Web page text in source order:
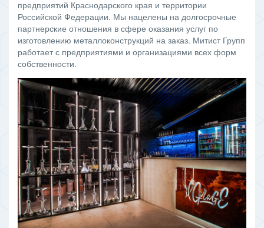
предприятий Краснодарского края и территории
Российской Федерации. Мы нацелены на долгосрочные
партнерские отношения в сфере оказания услуг по
изготовлению металлоконструкций на заказ. Митист Групп
работает с предприятиями и организациями всех форм
собственности.